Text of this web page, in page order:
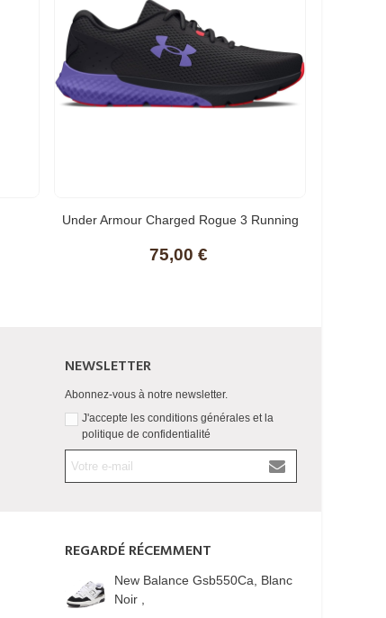
Under Armour Charged Rogue 3 Running
75,00 €
NEWSLETTER
Abonnez-vous à notre newsletter.
J'accepte les conditions générales et la
politique de confidentialité
REGARDÉ RÉCEMMENT
New Balance Gsb550Ca, Blanc
Noir ,